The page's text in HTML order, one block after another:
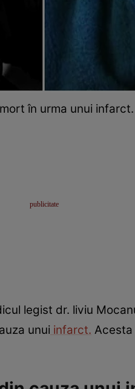
în urma unui
legist dr. liviu
unui infarct. Acesta